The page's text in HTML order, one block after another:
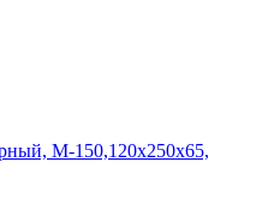
М-150,120x250x65,